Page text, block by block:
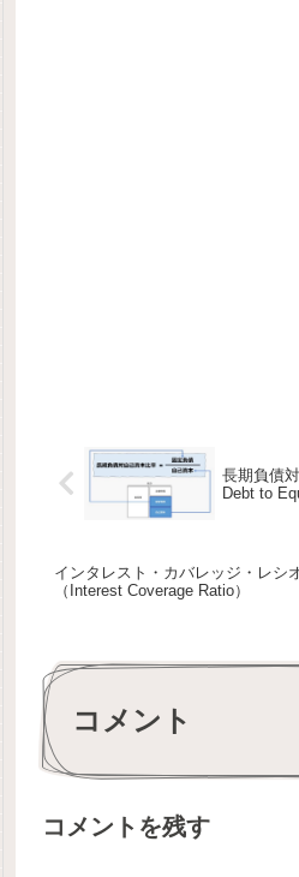
長期負債
Debt to
インタレスト・カバレッジ・レシ
（Interest Coverage Ratio）
コメント
コメントを残す